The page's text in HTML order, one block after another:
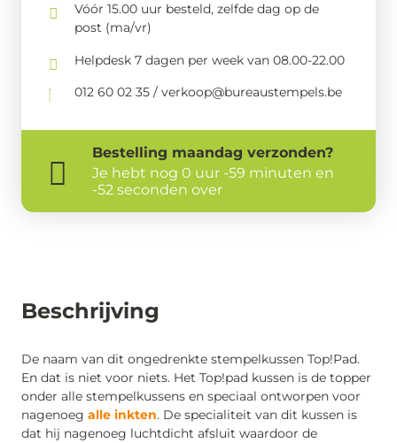
Beschrijving
De naam van dit ongedrenkte stempelkussen Top!Pad.
En dat is niet voor niets. Het Top!pad kussen is de topper
onder alle stempelkussens en speciaal ontworpen voor
nagenoeg alle inkten. De specialiteit van dit kussen is
dat hij nagenoeg luchtdicht afsluit waardoor de
Vóór 15.00 uur besteld, zelfde dag op de
post (ma/vr)
Helpdesk 7 dagen per week van 08.00-22.00
012 60 02 35 / verkoop@bureaustempels.be
Bestelling maandag verzonden?
Je hebt nog 0 uur -59 minuten en
-52 seconden over